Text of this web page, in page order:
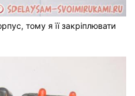
тому я її закріплювати